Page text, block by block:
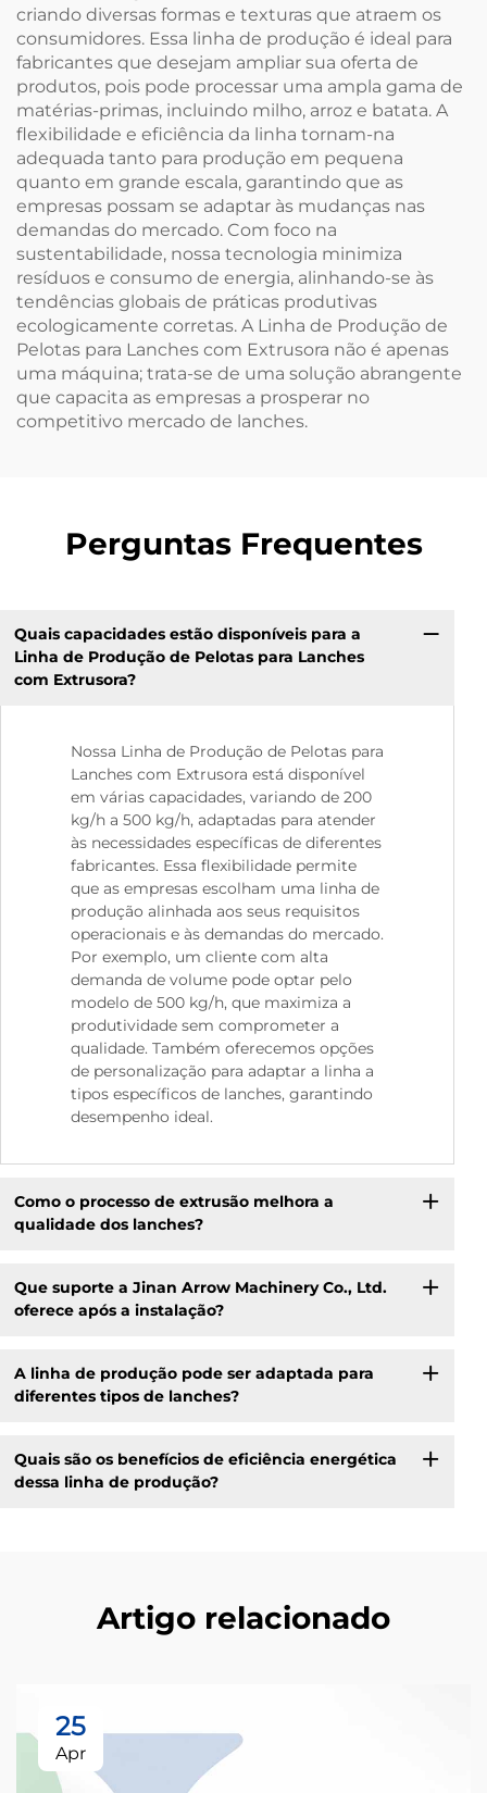
criando diversas formas e texturas que atraem os
consumidores. Essa linha de produção é ideal para
fabricantes que desejam ampliar sua oferta de
produtos, pois pode processar uma ampla gama de
matérias-primas, incluindo milho, arroz e batata. A
flexibilidade e eficiência da linha tornam-na
adequada tanto para produção em pequena
quanto em grande escala, garantindo que as
empresas possam se adaptar às mudanças nas
demandas do mercado. Com foco na
sustentabilidade, nossa tecnologia minimiza
resíduos e consumo de energia, alinhando-se às
tendências globais de práticas produtivas
ecologicamente corretas. A Linha de Produção de
Pelotas para Lanches com Extrusora não é apenas
uma máquina; trata-se de uma solução abrangente
que capacita as empresas a prosperar no
competitivo mercado de lanches.
Perguntas Frequentes
Quais capacidades estão disponíveis para a
Linha de Produção de Pelotas para Lanches
com Extrusora?
Nossa Linha de Produção de Pelotas para
Lanches com Extrusora está disponível
em várias capacidades, variando de 200
kg/h a 500 kg/h, adaptadas para atender
às necessidades específicas de diferentes
fabricantes. Essa flexibilidade permite
que as empresas escolham uma linha de
produção alinhada aos seus requisitos
operacionais e às demandas do mercado.
Por exemplo, um cliente com alta
demanda de volume pode optar pelo
modelo de 500 kg/h, que maximiza a
produtividade sem comprometer a
qualidade. Também oferecemos opções
de personalização para adaptar a linha a
tipos específicos de lanches, garantindo
desempenho ideal.
Como o processo de extrusão melhora a
qualidade dos lanches?
Que suporte a Jinan Arrow Machinery Co., Ltd.
oferece após a instalação?
A linha de produção pode ser adaptada para
diferentes tipos de lanches?
Quais são os benefícios de eficiência energética
dessa linha de produção?
Artigo relacionado
25
Apr